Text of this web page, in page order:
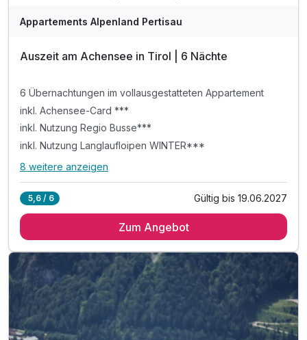
Appartements Alpenland Pertisau
Auszeit am Achensee in Tirol | 6 Nächte
6 Übernachtungen im vollausgestatteten Appartement
inkl. Achensee-Card ***
inkl. Nutzung Regio Busse***
inkl. Nutzung Langlaufloipen WINTER***
Alle Inklusivleistungen
inkl. Achensee-Card ***
inkl. Nutzung Langlaufloipen WINTER***
inkl. Ermäßigung Karwendel Bergbahn***
inkl. digitale Gästemappe: Infos zur Region
inkl. Achensee Wanderprogramm SOMMER***
inkl. Ermäßigung Achenseeschifffahrt SOMMER***
8 weitere anzeigen
5,6 / 6 Gültig bis 19.06.2027
Zum Angebot